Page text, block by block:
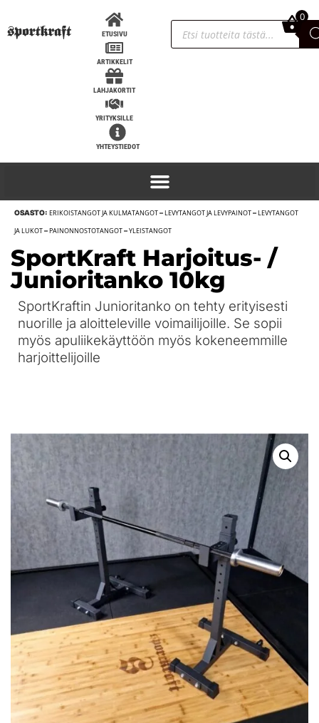
Super Katana low cut A/S, IPF
347,90€ LISÄÄ
ETUSIVU
ARTIKKELIT
LAHJAKORTIT
YRITYKSILLE
YHTEYSTIEDOT
0,00€
0
OSASTO: ERIKOISTANGOT JA KULMATANGOT–LEVYTANGOT JA LEVYPAINOT–LEVYTANGOT
JA LUKOT–PAINONNOSTOTANGOT–YLEISTANGOT
SportKraft Harjoitus- /
Junioritanko 10kg
SportKraftin Junioritanko on tehty erityisesti
nuorille ja aloitteleville voimailijoille. Se sopii
myös apuliikekäyttöön myös kokeneemmille
harjoittelijoille